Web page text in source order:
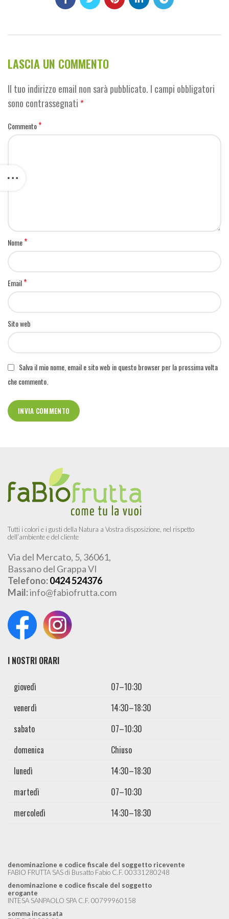
LASCIA UN COMMENTO
Il tuo indirizzo email non sarà pubblicato. I campi obbligatori
sono contrassegnati *
Commento*
Nome*
Email*
Sito web
Salva il mio nome, email e sito web in questo browser per la prossima volta
che commento.
Tutti i colori e i gusti della Natura a Vostra disposizione, nel rispetto
dell’ambiente e del cliente
Via del Mercato, 5, 36061,
Bassano del Grappa VI
Telefono:0424 524376
Mail:info@fabiofrutta.com
I NOSTRI ORARI
giovedì
07–10:30
venerdì
14:30–18:30
sabato
07–10:30
domenica
Chiuso
lunedì
14:30–18:30
martedì
07–10:30
mercoledì
14:30–18:30
denominazione e codice fiscale del soggetto ricevente
FABIO FRUTTA SAS di Busatto Fabio C.F. 00331280248
denominazione e codice fiscale del soggetto
erogante
INTESA SANPAOLO SPA C.F. 00799960158
somma incassata